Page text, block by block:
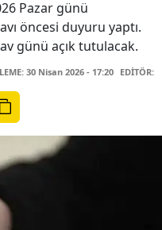
Pazar günü
öncesi duyuru yaptı.
günü açık tutulacak.
30 Nisan 2026 - 17:20 EDİTÖR: